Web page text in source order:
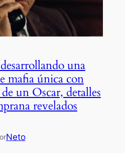
una
mafia única con
un Oscar, detalles
revelados
Neto